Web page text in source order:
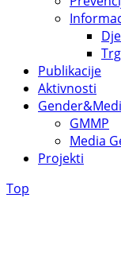
Publikacije
Aktivnosti
GMMP
Media
Projekti
Top